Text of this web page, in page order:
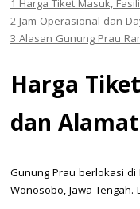
1Harga Tiket Masuk,
2Jam Operasional dan
3Alasan Gunung Prau
Harga
dan
Gunung Prau berlokasi di
Wonosobo, Jawa